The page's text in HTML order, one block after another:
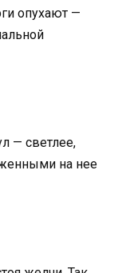
опухают —
— светлее,
на нее